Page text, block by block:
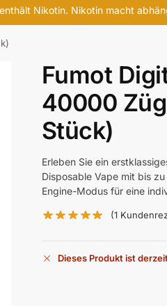
Nikotin. Nikotin macht
Fumot
40000
Stück)
Erleben Sie ein
Disposable Vape mit bis
Engine-Modus für eine
(1
Dieses Produkt ist